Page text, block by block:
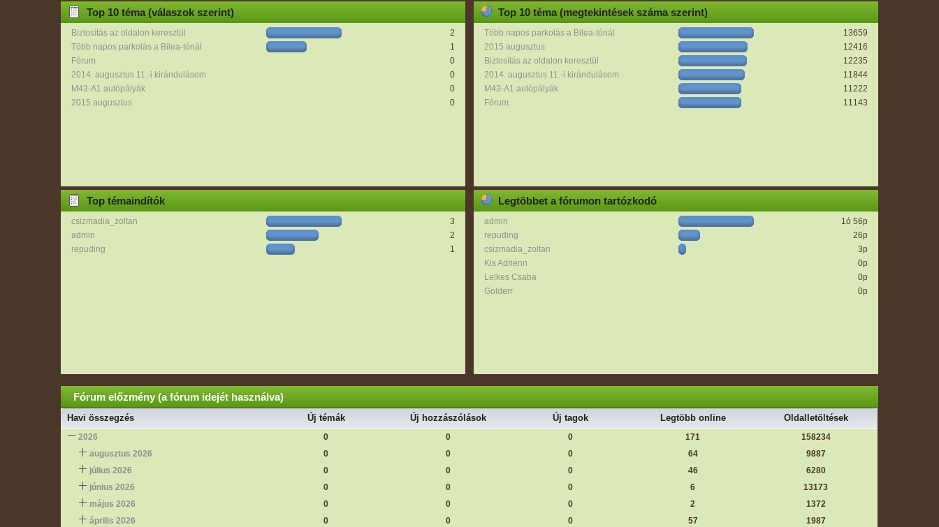
Top 10 téma (válaszok szerint)
Biztosítás az oldalon keresztül
2
Több napos parkolás a Bilea-tónál
1
Fórum
0
2014. augusztus 11.-i kirándulásom
0
M43-A1 autópályák
0
2015 augusztus
0
Top 10 téma (megtekintések száma szerint)
Több napos parkolás a Bilea-tónál
13659
2015 augusztus
12416
Biztosítás az oldalon keresztül
12235
2014. augusztus 11.-i kirándulásom
11844
M43-A1 autópályák
11222
Fórum
11143
Top témaindítók
csizmadia_zoltan
3
admin
2
repuding
1
Legtöbbet a fórumon tartózkodó
admin
1ó 56p
repuding
26p
csizmadia_zoltan
3p
Kis Adrienn
0p
Lelkes Csaba
0p
Golderr
0p
Fórum előzmény (a fórum idejét használva)
Havi összegzés Új témák Új hozzászólások Új tagok Legtöbb online Oldalletöltések
2026 0 0 0 171
158234
augusztus 2026
0 0 0 64
9887
július 2026
0 0 0 46
6280
június 2026
0 0 0 6
13173
május 2026
0 0 0 2
1372
április 2026
0 0 0 57
1987